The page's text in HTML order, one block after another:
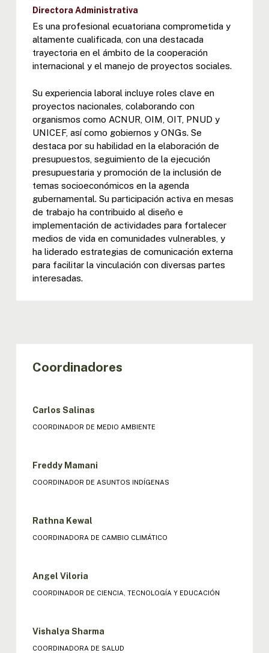
Directora Administrativa
Es una profesional ecuatoriana comprometida y
altamente cualificada, con una destacada
trayectoria en el ámbito de la cooperación
internacional y el manejo de proyectos sociales.
Su experiencia laboral incluye roles clave en
proyectos nacionales, colaborando con
organismos como ACNUR, OIM, OIT, PNUD y
UNICEF, así como gobiernos y ONGs. Se
destaca por su habilidad en la elaboración de
presupuestos, seguimiento de la ejecución
presupuestaria y promoción de la inclusión de
temas socioeconómicos en la agenda
gubernamental. Su participación activa en mesas
de trabajo ha contribuido al diseño e
implementación de actividades para fortalecer
medios de vida en comunidades vulnerables, y
ha liderado estrategias de comunicación externa
para facilitar la vinculación con diversas partes
interesadas.
Coordinadores
Carlos Salinas
COORDINADOR DE MEDIO AMBIENTE
Freddy Mamani
COORDINADOR DE ASUNTOS INDÍGENAS
Rathna Kewal
COORDINADORA DE CAMBIO CLIMÁTICO
Angel Viloria
COORDINADOR DE CIENCIA, TECNOLOGÍA Y EDUCACIÓN
Vishalya Sharma
COORDINADORA DE SALUD